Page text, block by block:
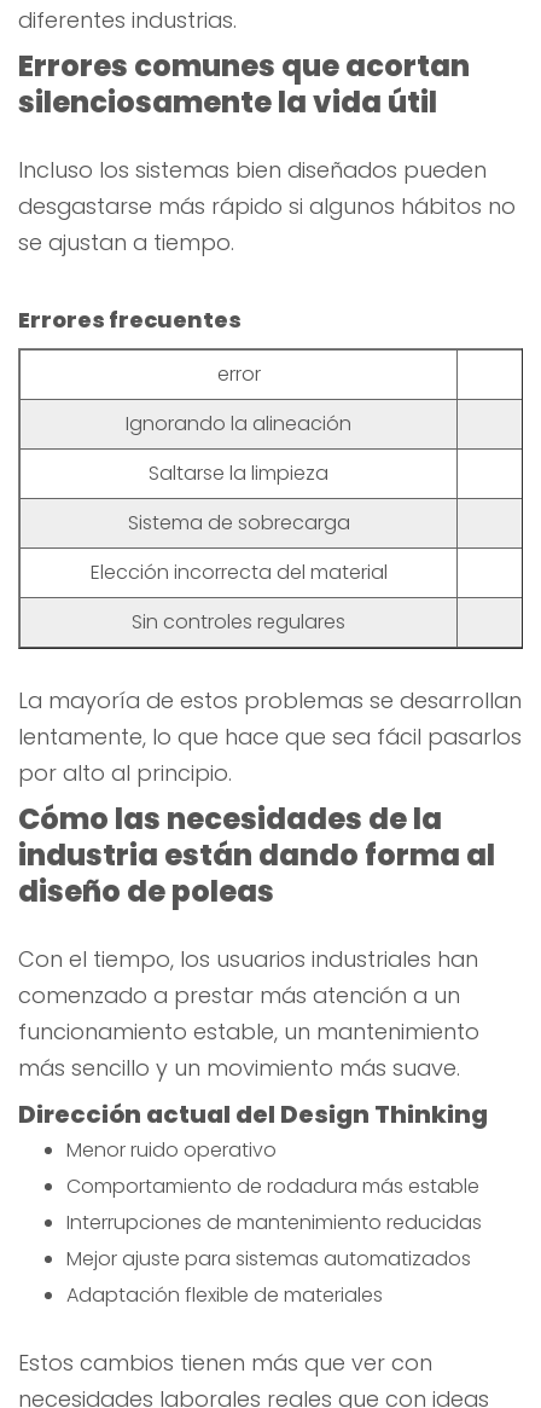
diferentes industrias.
Errores comunes que acortan
silenciosamente la vida útil
Incluso los sistemas bien diseñados pueden
desgastarse más rápido si algunos hábitos no
se ajustan a tiempo.
Errores frecuentes
error
Ignorando la alineación
Saltarse la limpieza
Sistema de sobrecarga
Elección incorrecta del material
Sin controles regulares
La mayoría de estos problemas se desarrollan
lentamente, lo que hace que sea fácil pasarlos
por alto al principio.
Cómo las necesidades de la
industria están dando forma al
diseño de poleas
Con el tiempo, los usuarios industriales han
comenzado a prestar más atención a un
funcionamiento estable, un mantenimiento
más sencillo y un movimiento más suave.
Dirección actual del Design Thinking
Menor ruido operativo
Comportamiento de rodadura más estable
Interrupciones de mantenimiento reducidas
Mejor ajuste para sistemas automatizados
Adaptación flexible de materiales
Estos cambios tienen más que ver con
necesidades laborales reales que con ideas